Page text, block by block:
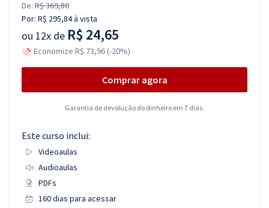
De: R$ 369,80
Por: R$ 295,84à vista
ou 12x de R$ 24,65
Economize R$ 73,96 (-20%)
Comprar agora
Garantia de devolução do dinheiro em 7 dias.
Este curso inclui:
Videoaulas
Audioaulas
PDFs
160 dias para acessar